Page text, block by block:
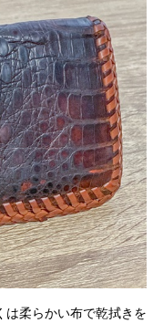
は柔らかい布で乾拭きを